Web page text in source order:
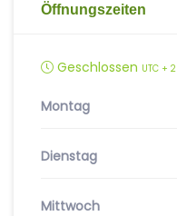
Öffnungszeiten
Geschlossen UTC + 2
Montag
Dienstag
Mittwoch